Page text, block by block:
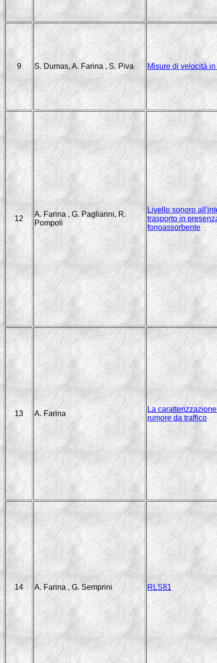
9 S. Dumas, A. Farina , S. Piva Misure di velocità
12
A. Farina , G. Pagliarini, R.
Pompoli
Livello sonoro
trasporto in
fonoassorbente
13 A. Farina
La
rumore da traffico
14 A. Farina , G. Semprini RLS81